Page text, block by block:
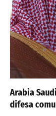
Arabia
difesa